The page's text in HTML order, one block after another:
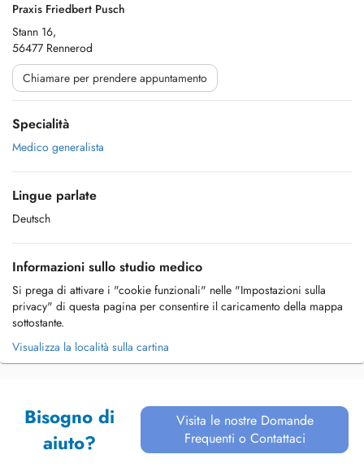
Praxis Friedbert Pusch
Stann 16,
56477 Rennerod
Chiamare per prendere appuntamento
Specialità
Medico generalista
Lingue parlate
Deutsch
Informazioni sullo studio medico
Si prega di attivare i "cookie funzionali" nelle "Impostazioni sulla
privacy" di questa pagina per consentire il caricamento della mappa
sottostante.
Visualizza la località sulla cartina
Bisogno di
aiuto?
Visita le nostre Domande
Frequenti o Contattaci